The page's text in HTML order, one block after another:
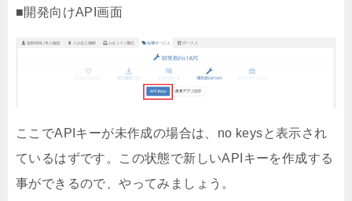
■開発向けAPI画面
ここでAPIキーが未作成の場合は、no keysと表示され
ているはずです。この状態で新しいAPIキーを作成する
事ができるので、やってみましょう。